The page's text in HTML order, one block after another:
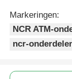
Markeringen:
NCR ATM-
ncr-